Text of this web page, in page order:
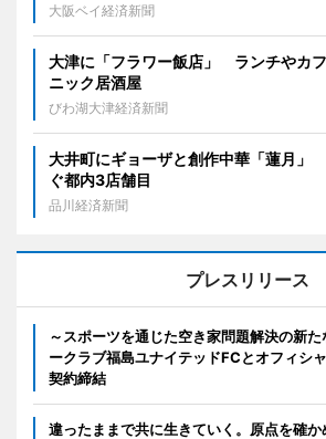
大阪ベイ経済新聞
大津に「フラワー飯店」 ランチやカ
ニック居酒屋
びわ湖大津経済新聞
大井町にギョーザと創作中華「蓮月」
ぐ都内3店舗目
品川経済新聞
プレスリリース
～スポーツを通じた空き家問題解決の新
ークラブ福島ユナイテッドFCとオフィシ
契約締結
違ったままで共に生きていく。原点を確